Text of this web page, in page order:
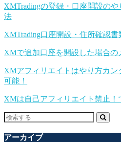
XMTradingの登録・口座開設の
法
XMTrading口座開設・住所確認
XMで追加口座を開設した場合の
XMアフィリエイトはやり方カン
可能！
XMは自己アフィリエイト禁止！
アーカイブ